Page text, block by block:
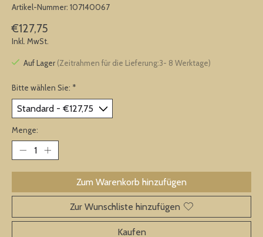
Artikel-Nummer: 107140067
€127,75
Inkl. MwSt.
Auf Lager (Zeitrahmen für die Lieferung:3- 8 Werktage)
Bitte wählen Sie: *
Menge:
Zum Warenkorb hinzufügen
Zur Wunschliste hinzufügen
Kaufen